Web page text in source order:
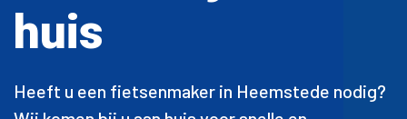
huis
Heeft u een fietsenmaker in Heemstede nodig?